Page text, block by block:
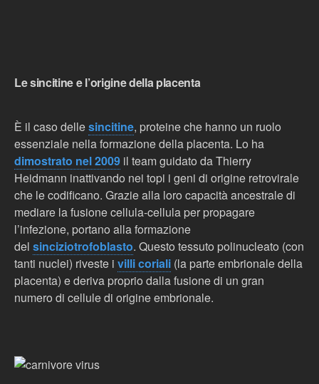
Le sincitine e l’origine della placenta
È il caso dellesincitine, proteine che hanno un ruolo
essenziale nella formazione della placenta. Lo ha
dimostrato nel 2009 il team guidato da Thierry
Heidmann inattivando nei topi i geni di origine retrovirale
che le codificano. Grazie alla loro capacità ancestrale di
mediare la fusione cellula-cellula per propagare
l’infezione, portano alla formazione
del sinciziotrofoblasto. Questo tessuto polinucleato (con
tanti nuclei) riveste i villi coriali (la parte embrionale della
placenta) e deriva proprio dalla fusione di un gran
numero di cellule di origine embrionale.